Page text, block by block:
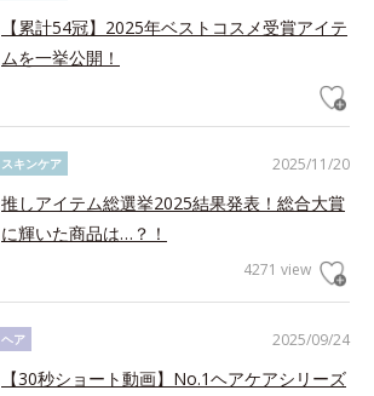
【累計54冠】2025年ベストコスメ受賞アイテ
ムを一挙公開！
2025/11/20
スキンケア
推しアイテム総選挙2025結果発表！総合大賞
に輝いた商品は…？！
4271 view
2025/09/24
ヘア
【30秒ショート動画】No.1ヘアケアシリーズ